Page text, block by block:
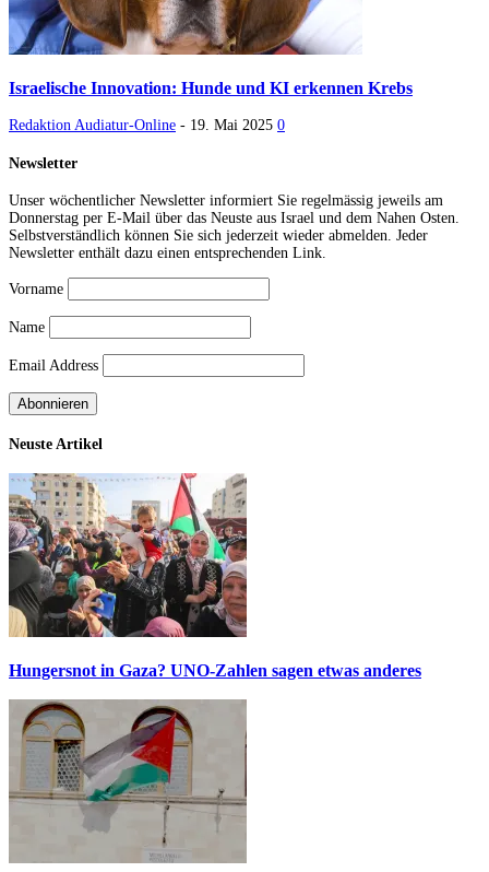
Israelische Innovation: Hunde und KI erkennen Krebs
Redaktion Audiatur-Online - 19. Mai 2025 0
Newsletter
Unser wöchentlicher Newsletter informiert Sie regelmässig jeweils am
Donnerstag per E-Mail über das Neuste aus Israel und dem Nahen Osten.
Selbstverständlich können Sie sich jederzeit wieder abmelden. Jeder
Newsletter enthält dazu einen entsprechenden Link.
Vorname
Name
Email Address
Neuste Artikel
Hungersnot in Gaza? UNO-Zahlen sagen etwas anderes